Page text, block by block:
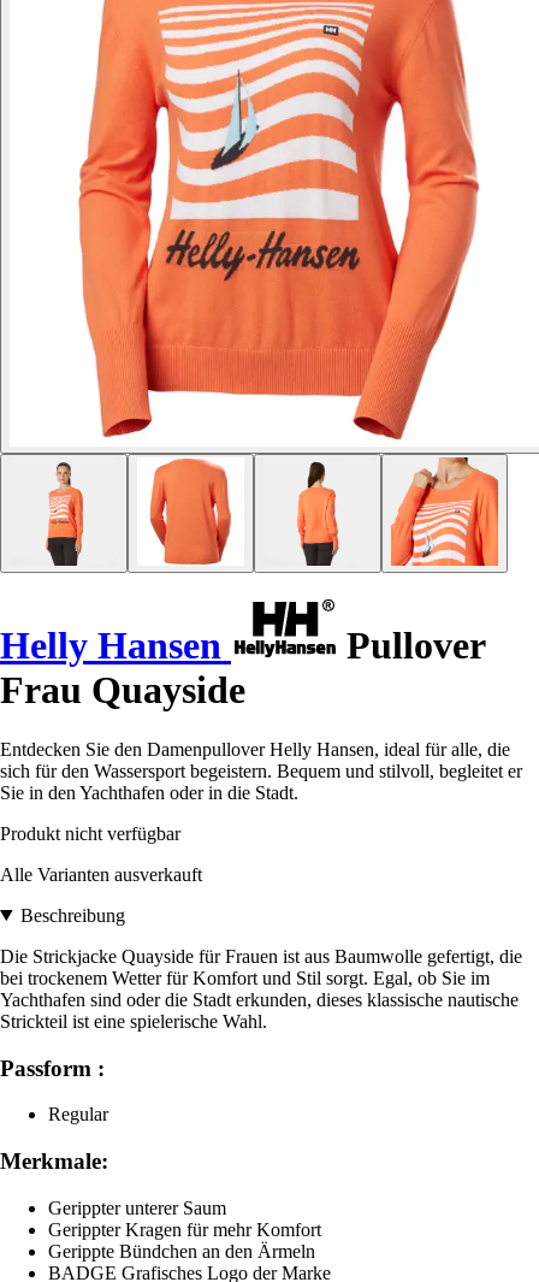
Helly Hansen
Pullover
Frau Quayside
Entdecken Sie den Damenpullover Helly Hansen, ideal für alle, die
sich für den Wassersport begeistern. Bequem und stilvoll, begleitet er
Sie in den Yachthafen oder in die Stadt.
Produkt nicht verfügbar
Alle Varianten ausverkauft
Beschreibung
Die Strickjacke Quayside für Frauen ist aus Baumwolle gefertigt, die
bei trockenem Wetter für Komfort und Stil sorgt. Egal, ob Sie im
Yachthafen sind oder die Stadt erkunden, dieses klassische nautische
Strickteil ist eine spielerische Wahl.
Passform :
Regular
Merkmale:
Gerippter unterer Saum
Gerippter Kragen für mehr Komfort
Gerippte Bündchen an den Ärmeln
BADGE Grafisches Logo der Marke